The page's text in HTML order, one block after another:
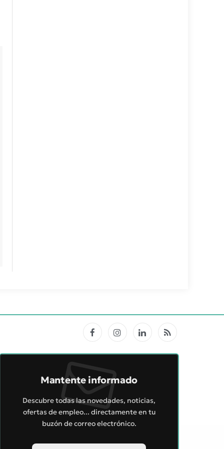
FacebookInstagramLinkedInRSS
Mantente informado
Descubre todas las novedades, noticias,
ofertas de empleo... directamente en tu
buzón de correo electrónico.